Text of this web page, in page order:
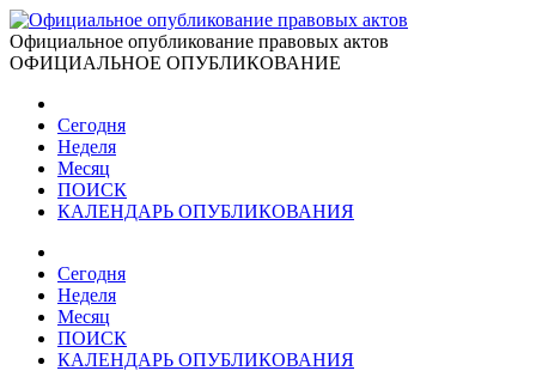
Официальное опубликование правовых актов
ОФИЦИАЛЬНОЕ ОПУБЛИКОВАНИЕ
Сегодня
Неделя
Месяц
ПОИСК
КАЛЕНДАРЬ ОПУБЛИКОВАНИЯ
Сегодня
Неделя
Месяц
ПОИСК
КАЛЕНДАРЬ ОПУБЛИКОВАНИЯ